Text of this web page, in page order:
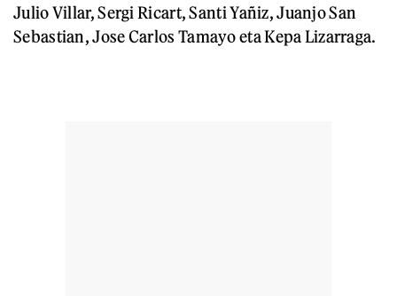
Julio Villar, Sergi Ricart, Santi Yañiz, Juanjo San
Sebastian, Jose Carlos Tamayo eta Kepa Lizarraga.